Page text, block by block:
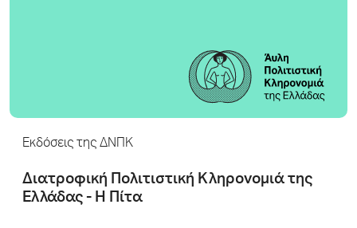
Εκδόσεις της ΔΝΠΚ
Διατροφική Πολιτιστική Κληρονομιά της
Ελλάδας - Η Πίτα